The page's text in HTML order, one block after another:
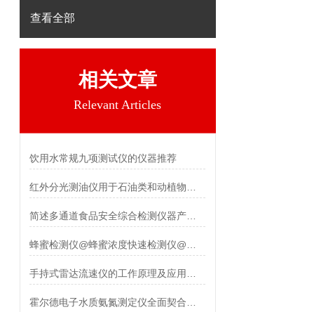
查看全部
相关文章
Relevant Articles
饮用水常规九项测试仪的仪器推荐